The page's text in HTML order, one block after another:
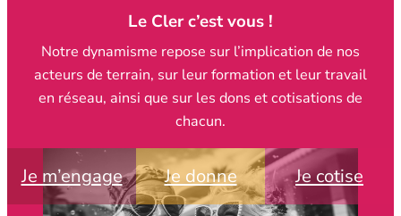
Le Cler c’est vous !
Notre dynamisme repose sur l’implication de nos
acteurs de terrain, sur leur formation et leur travail
en réseau, ainsi que sur les dons et cotisations de
chacun.
Je m’engage Je donne Je cotise